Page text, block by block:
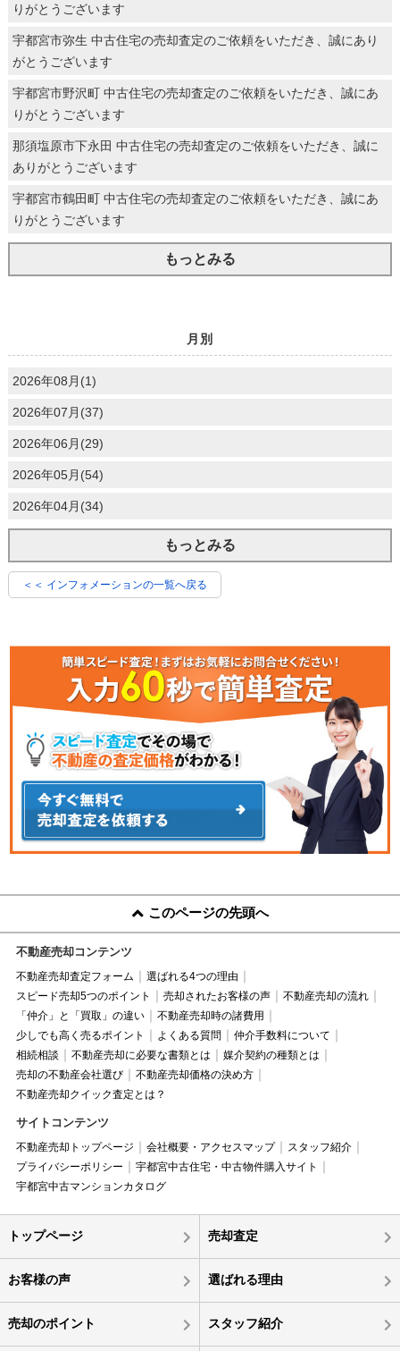
りがとうございます
宇都宮市弥生 中古住宅の売却査定のご依頼をいただき、誠にあり
がとうございます
宇都宮市野沢町 中古住宅の売却査定のご依頼をいただき、誠にあ
りがとうございます
那須塩原市下永田 中古住宅の売却査定のご依頼をいただき、誠に
ありがとうございます
宇都宮市鶴田町 中古住宅の売却査定のご依頼をいただき、誠にあ
りがとうございます
もっとみる
月別
2026年08月(1)
2026年07月(37)
2026年06月(29)
2026年05月(54)
2026年04月(34)
もっとみる
＜＜ インフォメーションの一覧へ戻る
このページの先頭へ
不動産売却コンテンツ
不動産売却査定フォーム
選ばれる4つの理由
スピード売却5つのポイント
売却されたお客様の声
不動産売却の流れ
「仲介」と「買取」の違い
不動産売却時の諸費用
少しでも高く売るポイント
よくある質問
仲介手数料について
相続相談
不動産売却に必要な書類とは
媒介契約の種類とは
売却の不動産会社選び
不動産売却価格の決め方
不動産売却クイック査定とは？
サイトコンテンツ
不動産売却トップページ 会社概要・アクセスマップ
スタッフ紹介
プライバシーポリシー
宇都宮中古住宅・中古物件購入サイト
宇都宮中古マンションカタログ
トップページ 売却査定
お客様の声 選ばれる理由
売却のポイント スタッフ紹介